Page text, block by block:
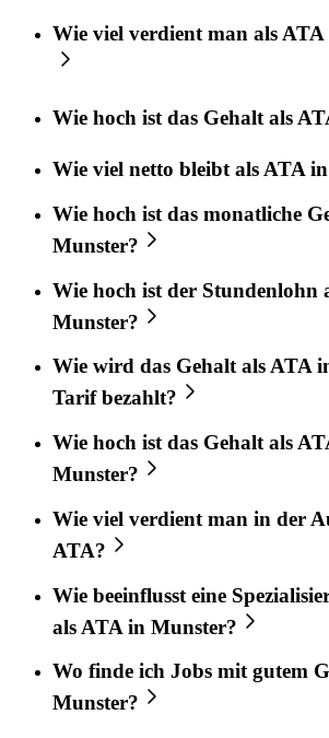
Wie viel verdient man als
Wie hoch ist das Gehalt als
Wie viel netto bleibt als ATA
Wie hoch ist das monatliche
Munster?
Wie hoch ist der Stundenlohn
Munster?
Wie wird das Gehalt als ATA
Tarif bezahlt?
Wie hoch ist das Gehalt als
Munster?
Wie viel verdient man in der
ATA?
Wie beeinflusst eine
als ATA in Munster?
Wo finde ich Jobs mit gutem
Munster?